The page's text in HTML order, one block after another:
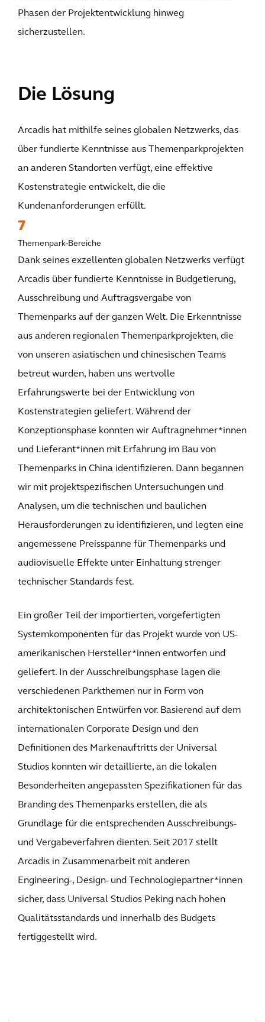
Phasen der Projektentwicklung hinweg
sicherzustellen.
Die Lösung
Arcadis hat mithilfe seines globalen Netzwerks, das
über fundierte Kenntnisse aus Themenparkprojekten
an anderen Standorten verfügt, eine effektive
Kostenstrategie entwickelt, die die
Kundenanforderungen erfüllt.
7
Themenpark-Bereiche
Dank seines exzellenten globalen Netzwerks verfügt
Arcadis über fundierte Kenntnisse in Budgetierung,
Ausschreibung und Auftragsvergabe von
Themenparks auf der ganzen Welt. Die Erkenntnisse
aus anderen regionalen Themenparkprojekten, die
von unseren asiatischen und chinesischen Teams
betreut wurden, haben uns wertvolle
Erfahrungswerte bei der Entwicklung von
Kostenstrategien geliefert. Während der
Konzeptionsphase konnten wir Auftragnehmer*innen
und Lieferant*innen mit Erfahrung im Bau von
Themenparks in China identifizieren. Dann begannen
wir mit projektspezifischen Untersuchungen und
Analysen, um die technischen und baulichen
Herausforderungen zu identifizieren, und legten eine
angemessene Preisspanne für Themenparks und
audiovisuelle Effekte unter Einhaltung strenger
technischer Standards fest.
Ein großer Teil der importierten, vorgefertigten
Systemkomponenten für das Projekt wurde von US-
amerikanischen Hersteller*innen entworfen und
geliefert. In der Ausschreibungsphase lagen die
verschiedenen Parkthemen nur in Form von
architektonischen Entwürfen vor. Basierend auf dem
internationalen Corporate Design und den
Definitionen des Markenauftritts der Universal
Studios konnten wir detaillierte, an die lokalen
Besonderheiten angepassten Spezifikationen für das
Branding des Themenparks erstellen, die als
Grundlage für die entsprechenden Ausschreibungs-
und Vergabeverfahren dienten. Seit 2017 stellt
Arcadis in Zusammenarbeit mit anderen
Engineering-, Design- und Technologiepartner*innen
sicher, dass Universal Studios Peking nach hohen
Qualitätsstandards und innerhalb des Budgets
fertiggestellt wird.